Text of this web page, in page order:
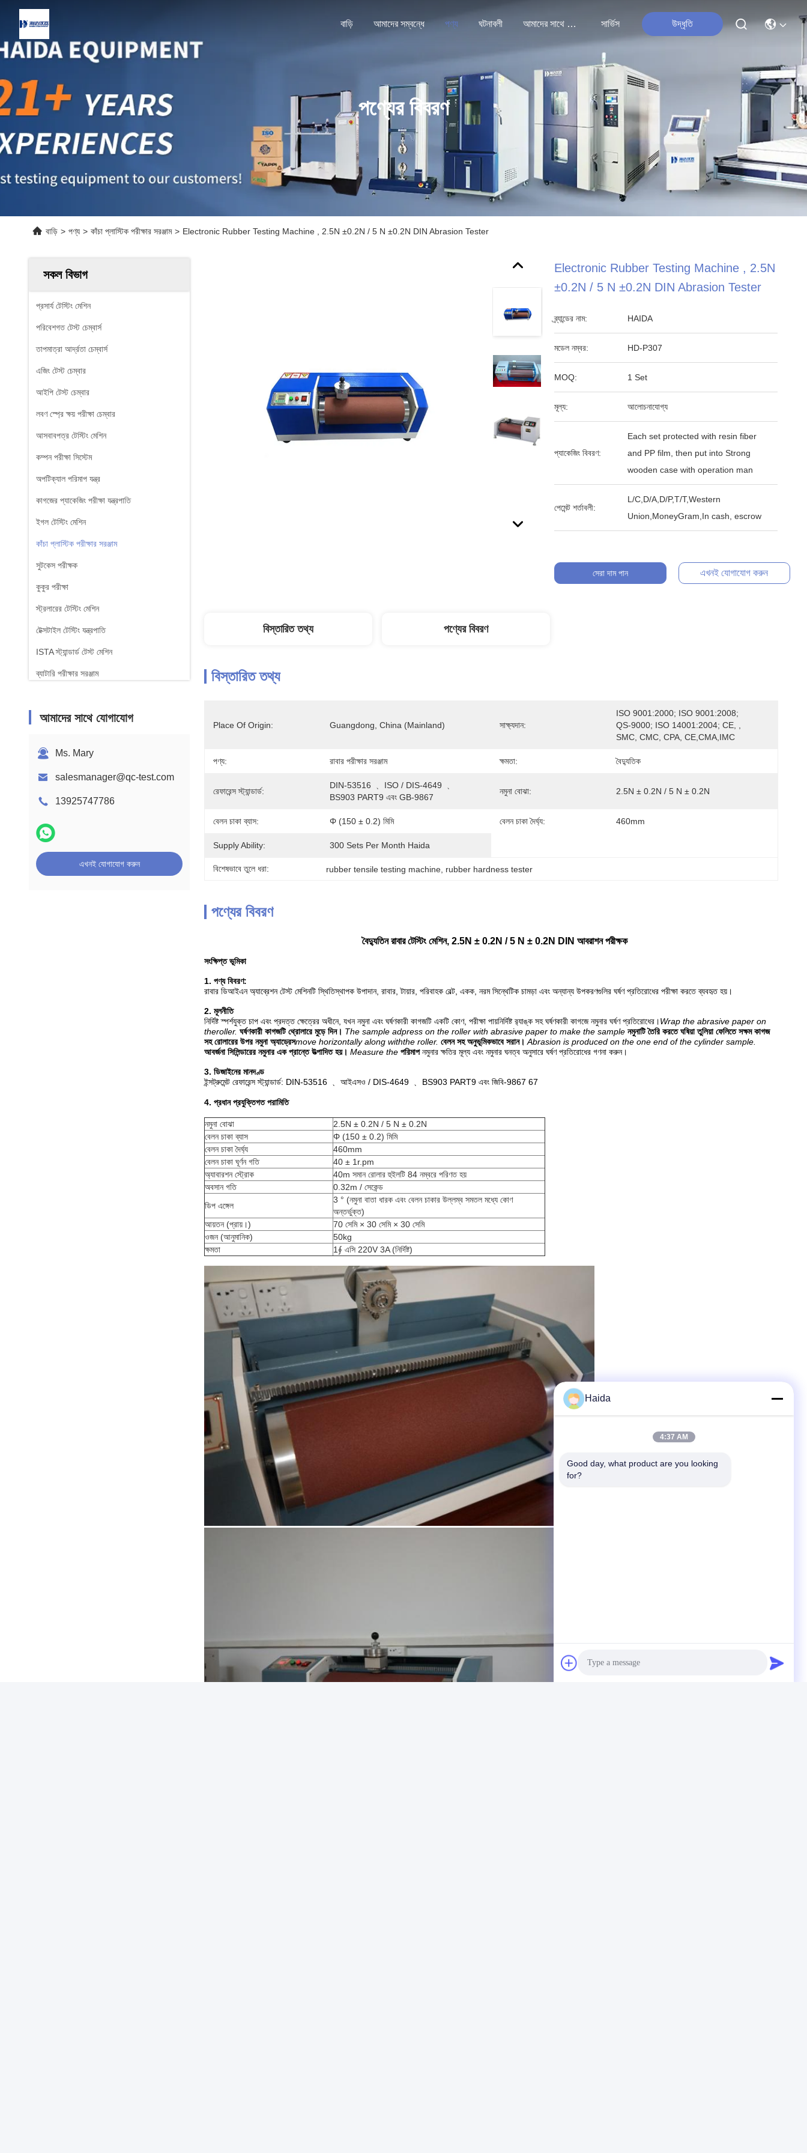
বাড়ি আমাদের সম্বন্ধে পণ্য ঘটনাবলী আমাদের সাথে যোগাযোগ সার্ভিস উদ্ধৃতি
পণ্যের বিবরণ
বাড়ি > পণ্য > কাঁচা প্লাস্টিক পরীক্ষার সরঞ্জাম > Electronic Rubber Testing Machine , 2.5N ±0.2N / 5 N ±0.2N DIN Abrasion Tester
সকল বিভাগ
প্রসার্য টেস্টিং মেশিন
পরিবেশগত টেস্ট চেম্বার্স
তাপমাত্রা আর্দ্রতা চেম্বার্স
এজিং টেস্ট চেম্বার
আইপি টেস্ট চেম্বার
লবণ স্প্রে ক্ষয় পরীক্ষা চেম্বার
আসবাবপত্র টেস্টিং মেশিন
কম্পন পরীক্ষা সিস্টেম
অপটিক্যাল পরিমাপ যন্ত্র
কাগজের প্যাকেজিং পরীক্ষা যন্ত্রপাতি
ইগল টেস্টিং মেশিন
কাঁচা প্লাস্টিক পরীক্ষার সরঞ্জাম
সুটকেস পরীক্ষক
কুকুর পরীক্ষা
স্ট্রলারের টেস্টিং মেশিন
টেক্সটাইল টেস্টিং যন্ত্রপাতি
ISTA স্ট্যান্ডার্ড টেস্ট মেশিন
ব্যাটারি পরীক্ষার সরঞ্জাম
জ্বলনযোগ্যতা পরীক্ষার সরঞ্জাম
আমাদের সাথে যোগাযোগ
Ms. Mary
salesmanager@qc-test.com
13925747786
এখনই যোগাযোগ করুন
Electronic Rubber Testing Machine , 2.5N
±0.2N / 5 N ±0.2N DIN Abrasion Tester
ব্র্যান্ডের নাম: HAIDA
মডেল নম্বর: HD-P307
MOQ: 1 Set
মূল্য: আলোচনাযোগ্য
প্যাকেজিং বিবরণ:
Each set protected with resin fiber
and PP film, then put into Strong
wooden case with operation man
পেমেন্ট শর্তাবলী:
L/C,D/A,D/P,T/T,Western
Union,MoneyGram,In cash, escrow
সেরা দাম পান এখনই যোগাযোগ করুন
বিস্তারিত তথ্য পণ্যের বিবরণ
বিস্তারিত তথ্য
Place Of Origin: Guangdong, China (Mainland) সাক্ষ্যদান:
ISO 9001:2000; ISO 9001:2008;
QS-9000; ISO 14001:2004; CE, ,
SMC, CMC, CPA, CE,CMA,IMC
পণ্য: রাবার পরীক্ষার সরঞ্জাম ক্ষমতা: বৈদ্যুতিক
রেফারেন্স স্ট্যান্ডার্ড:
DIN-53516 ﹑ ISO / DIS-4649 ﹑
BS903 PART9 এবং GB-9867
নমুনা বোঝা: 2.5N ± 0.2N / 5 N ± 0.2N
বেলন চাকা ব্যাস: Φ (150 ± 0.2) মিমি বেলন চাকা দৈর্ঘ্য: 460mm
Supply Ability: 300 Sets Per Month Haida
বিশেষভাবে তুলে ধরা: rubber tensile testing machine rubber hardness tester
পণ্যের বিবরণ
বৈদ্যুতিন রাবার টেস্টিং মেশিন, 2.5N ± 0.2N / 5 N ± 0.2N DIN আবরাশন পরীক্ষক
সংক্ষিপ্ত ভূমিকা
1. পণ্য বিবরণ:
রাবার ডিআইএন অ্যাব্রেশন টেস্ট মেশিনটি স্থিতিস্থাপক উপাদান, রাবার, টায়ার, পরিবাহক বেল্ট, একক, নরম সিন্থেটিক চামড়া এবং অন্যান্য উপকরণগুলির ঘর্ষণ প্রতিরোধের পরীক্ষা করতে ব্যবহৃত হয়।
2. মূলনীতি
নির্দিষ্ট স্পর্শযুক্ত চাপ এবং প্রদত্ত ক্ষেত্রের অধীনে, যখন নমুনা এবং ঘর্ষণকারী কাগজটি একটি কোণ, পরীক্ষা পায়নির্দিষ্ট র‌্যাঙ্ক সহ ঘর্ষণকারী কাগজে নমুনার ঘর্ষণ প্রতিরোধের।Wrap the abrasive paper on
theroller. ঘর্ষণকারী কাগজটি থ্রোলারে মুড়ে দিন। The sample adpress on the roller with abrasive paper to make the sample নমুনাটি তৈরি করতে ঘষিয়া তুলিয়া ফেলিতে সক্ষম কাগজ
সহ রোলারের উপর নমুনা অ্যাড্রেসmove horizontally along withthe roller. বেলন সহ অনুভূমিকভাবে সরান। Abrasion is produced on the one end of the cylinder sample.
আবর্জনা সিলিন্ডারের নমুনার এক প্রান্তে উত্পাদিত হয়। Measure the পরিমাপ নমুনার ক্ষতির মূল্য এবং নমুনার ঘনত্ব অনুসারে ঘর্ষণ প্রতিরোধের গণনা করুন।
3. ডিজাইনের মানদণ্ড
ইন্সট্রুমেন্ট রেফারেন্স স্ট্যান্ডার্ড: DIN-53516 ﹑ আইএসও / DIS-4649 ﹑ BS903 PART9 এবং জিবি-9867 67
4. প্রধান প্রযুক্তিগত পরামিতি
নমুনা বোঝা
2.5N ± 0.2N / 5 N ± 0.2N
বেলন চাকা ব্যাস
Φ (150 ± 0.2) মিমি
বেলন চাকা দৈর্ঘ্য
460mm
বেলন চাকা ঘূর্ণন গতি
40 ± 1r.pm
অ্যাবারশন স্ট্রোক
40m সমান রোলার হুইলটি 84 নম্বরে পরিণত হয়
অবসান গতি
0.32m / সেকেন্ড
ডিপ এঙ্গেল
3 ° (নমুনা বাতা ধারক এবং বেলন চাকার উল্লম্ব সমতল মধ্যে কোণ
অন্তর্ভুক্ত)
আয়তন (প্রায়।)
70 সেমি × 30 সেমি × 30 সেমি
ওজন (আনুমানিক)
50kg
ক্ষমতা
1∮ এসি 220V 3A (নির্দিষ্ট)
Haida
4:37 AM
Good day, what product are you looking
for?